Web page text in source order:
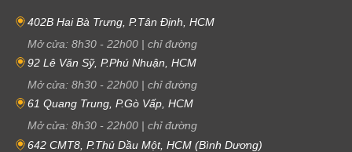
402B Hai Bà Trưng, P.Tân Định, HCM
Mở cửa: 8h30 - 22h00 | chỉ đường
92 Lê Văn Sỹ, P.Phú Nhuận, HCM
Mở cửa: 8h30 - 22h00 | chỉ đường
61 Quang Trung, P.Gò Vấp, HCM
Mở cửa: 8h30 - 22h00 | chỉ đường
642 CMT8, P.Thủ Dầu Một, HCM (Bình Dương)